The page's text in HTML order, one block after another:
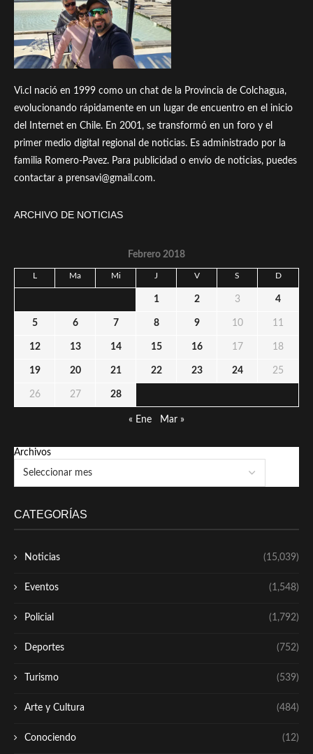
Vi.cl nació en 1999 como un chat de la Provincia de Colchagua,
evolucionando rápidamente en un lugar de encuentro en el inicio
del Internet en Chile. En 2001, se transformó en un foro y el
primer medio digital regional de noticias. Es administrado por la
familia Romero-Pavez. Para publicidad o envío de noticias, puedes
contactar a prensavi@gmail.com.
ARCHIVO DE NOTICIAS
Febrero 2018
L Ma Mi J V S D
1 2 3 4
5 6 7 8 9 10 11
12 13 14 15 16 17 18
19 20 21 22 23 24 25
26 27 28
« Ene Mar »
Archivos
CATEGORÍAS
Noticias (15,039)
Eventos (1,548)
Policial (1,792)
Deportes (752)
Turismo (539)
Arte y Cultura (484)
Conociendo (12)